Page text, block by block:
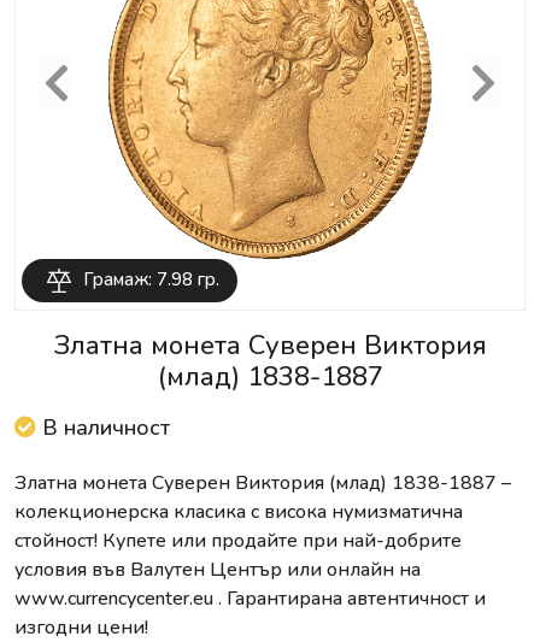
Грамаж: 7.98 гр.
Previous Next
Златна монета Суверен Виктория
(млад) 1838-1887
В наличност
Златна монета Суверен Виктория (млад) 1838-1887 –
колекционерска класика с висока нумизматична
стойност! Купете или продайте при най-добрите
условия във Валутен Център или онлайн на
www.currencycenter.eu . Гарантирана автентичност и
изгодни цени!